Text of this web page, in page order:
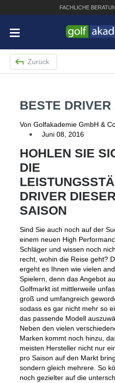
FACHLICHE
Bridgestone JGR Driver 2018
Cobra King F8+ Driver
SHOP
GOLFSCHLÄGER
DRIVER
FAIRWAYHÖLZER
EISENSÄTZE
WEDGES
DRIVING EISEN
BAGS
CARTBAGS
STANDBAGS
TRAVELBAGS
SONSTIGE BAGS
TROLLIES
PUSH- & PULLTROLLIES
ELEKTROTROLLIES
TROLLEY ZUBEHÖR
BÄLLE
GOLFBÄLLE
LOGOBÄLLE
SCHUHE
HERREN GOLFSCHUHE
DAMEN GOLFSCHUHE
BEKLEIDUNG
HERREN
HANDSCHUHE
Zurück
BESTE DRIVER
Von Golfakademie GmbH &
Juni 08, 2016
HOHLEN SIE
DIE
DRIVER DIESER
SAISON
Sind Sie auch noch auf der
einem neuen High
Schläger und wissen noch
recht, wohin die Reise geht?
ergeht es Ihnen wie vielen
Spielern, denn das Angebot
Golfmarkt ist mittlerweile
groß und umfangreich
sodass es gar nicht mehr so
das passende Modell
Neben den vielen
Marken kommt noch hinzu,
meisten Hersteller nicht nur
pro Saison auf den Markt
sondern gleich mehrere. So
noch gezielter auf die